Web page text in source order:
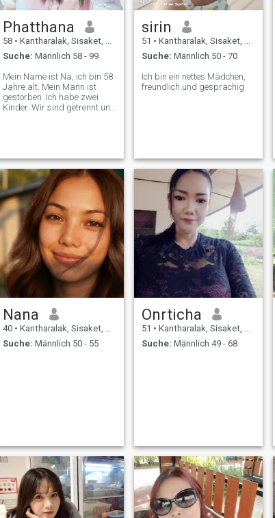
Phatthana
58 • Kantharalak, Sisaket, Thailand
Suche: Männlich 58 - 99
Mein Name ist Na, ich bin 58
Jahre alt. Mein Mann ist
gestorben. Ich habe zwei
Kinder. Wir sind getrennt und
ist, um Hände zu halten und
zusammen zu gehen und
gute Zeiten zu haben. Ich bin
eine gute und aufrichtige
Frau und es ist Zeit für mich,
einen Mann zu finden, der an
meiner Seite ist. Ich will auf
dich aufpassen und du auf
mich, wenn unsere Zukunft
zusammen ist.
sirin
51 • Kantharalak, Sisaket, Thailand
Suche: Männlich 50 - 70
Ich bin ein nettes Mädchen,
freundlich und gesprächig
Nana
40 • Kantharalak, Sisaket, Thailand
Suche: Männlich 50 - 55
Onrticha
51 • Kantharalak, Sisaket, Thailand
Suche: Männlich 49 - 68